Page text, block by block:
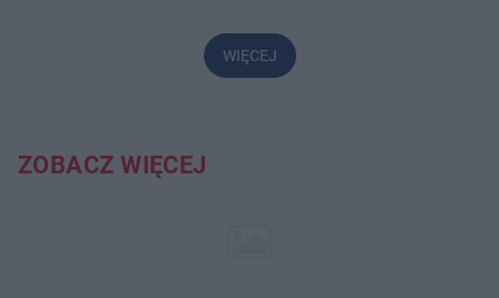
WIĘCEJ
ZOBACZ WIĘCEJ